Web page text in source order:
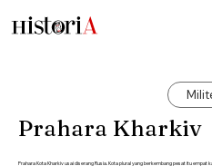
Prahara Kharkiv
Prahara Kota Kharkiv usai diserang Rusia. Kota plural yang berkembang pesat itu empat